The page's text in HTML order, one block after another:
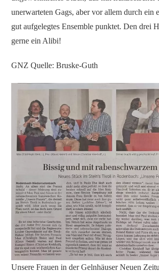
unerwarteten Gags, aber vor allem durch ein
gut aufgelegtes Ensemble punktet. Den drei
gerne ein Alibi!
GNZ Quelle: Bruske-Guth
Unsere Frauen in der Gelnhäuser Neuen